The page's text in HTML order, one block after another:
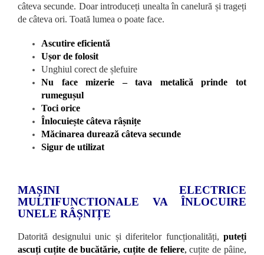
câteva secunde. Doar introduceți unealta în canelură și trageți
de câteva ori. Toată lumea o poate face.
Ascutire eficientă
Ușor de folosit
Unghiul corect de șlefuire
Nu face mizerie – tava metalică prinde tot
rumegușul
Toci orice
Înlocuiește câteva râșnițe
Măcinarea durează câteva secunde
Sigur de utilizat
MAȘINI ELECTRICE
MULTIFUNCTIONALE VA ÎNLOCUIRE
UNELE RÂȘNIȚE
Datorită designului unic și diferitelor funcționalități, puteți
ascuți cuțite de bucătărie, cuțite de feliere, cuțite de pâine,